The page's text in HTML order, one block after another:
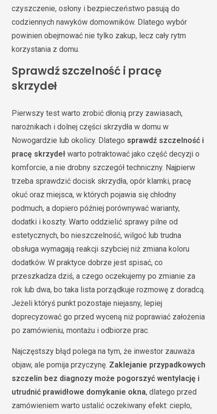
czyszczenie, osłony i bezpieczeństwo pasują do
codziennych nawyków domowników. Dlatego wybór
powinien obejmować nie tylko zakup, lecz cały rytm
korzystania z domu.
Sprawdź szczelność i pracę
skrzydeł
Pierwszy test warto zrobić dłonią przy zawiasach,
narożnikach i dolnej części skrzydła w domu w
Nowogardzie lub okolicy. Dlatego sprawdź szczelność i
pracę skrzydeł warto potraktować jako część decyzji o
komforcie, a nie drobny szczegół techniczny. Najpierw
trzeba sprawdzić docisk skrzydła, opór klamki, pracę
okuć oraz miejsca, w których pojawia się chłodny
podmuch, a dopiero później porównywać warianty,
dodatki i koszty. Warto oddzielić sprawy pilne od
estetycznych, bo nieszczelność, wilgoć lub trudna
obsługa wymagają reakcji szybciej niż zmiana koloru
dodatków. W praktyce dobrze jest spisać, co
przeszkadza dziś, a czego oczekujemy po zmianie za
rok lub dwa, bo taka lista porządkuje rozmowę z doradcą.
Jeżeli któryś punkt pozostaje niejasny, lepiej
doprecyzować go przed wyceną niż poprawiać założenia
po zamówieniu, montażu i odbiorze prac.
Najczęstszy błąd polega na tym, że inwestor zauważa
objaw, ale pomija przyczynę. Zaklejanie przypadkowych
szczelin bez diagnozy może pogorszyć wentylację i
utrudnić prawidłowe domykanie okna, dlatego przed
zamówieniem warto ustalić oczekiwany efekt: ciepło,